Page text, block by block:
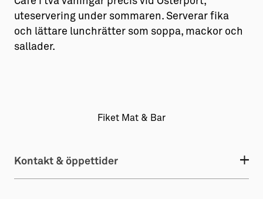
uteservering under sommaren. Serverar fika
och lättare lunchrätter som soppa, mackor och
sallader.
Fiket Mat & Bar
Kontakt & öppettider